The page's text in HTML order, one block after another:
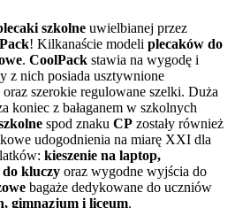
szkolne uwielbianej przez
! Kilkanaście modeli plecaków do
. CoolPack stawia na wygodę i
z nich posiada usztywnione
szerokie regulowane szelki. Duża
koniec z bałaganem w szkolnych
spod znaku CP zostały również
udogodnienia na miarę XXI dla
kieszenie na laptop,
do kluczy oraz wygodne wyjścia do
bagaże dedykowane do uczniów
gimnazjum i liceum.